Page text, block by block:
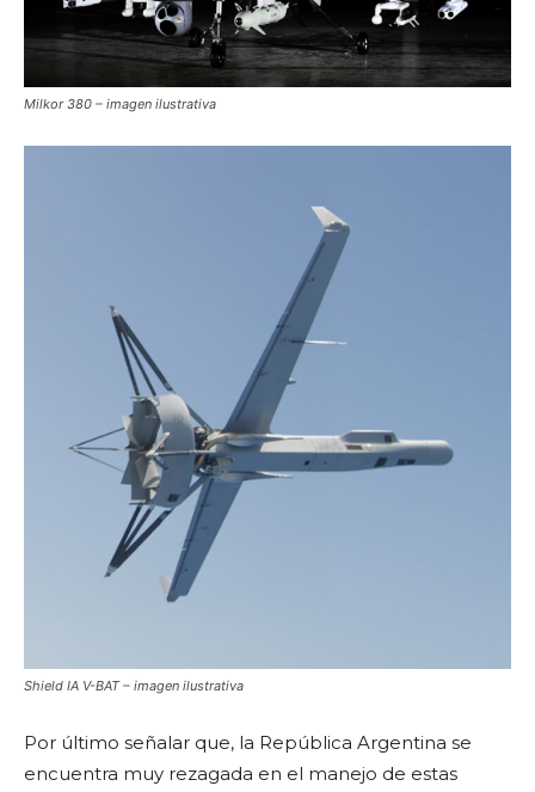
Milkor 380 – imagen ilustrativa
Shield IA V-BAT – imagen ilustrativa
Por último señalar que, la República Argentina se
encuentra muy rezagada en el manejo de estas